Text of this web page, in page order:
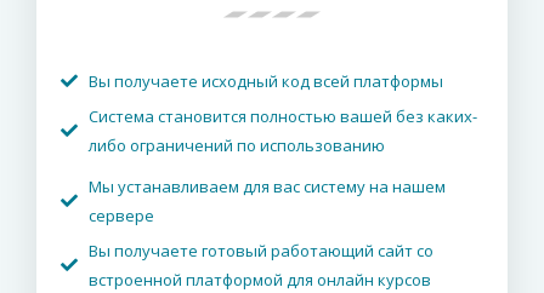
Вы получаете исходный код всей платформы
Система становится полностью вашей без каких-
либо ограничений по использованию
Мы устанавливаем для вас систему на нашем
сервере
Вы получаете готовый работающий сайт со
встроенной платформой для онлайн курсов